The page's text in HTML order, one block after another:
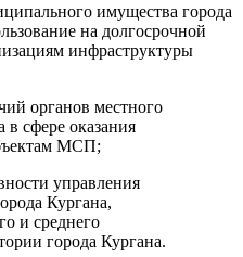
имущества города
на долгосрочной
инфраструктуры
органов местного
в сфере оказания
МСП;
управления
Кургана,
и среднего
города Кургана.